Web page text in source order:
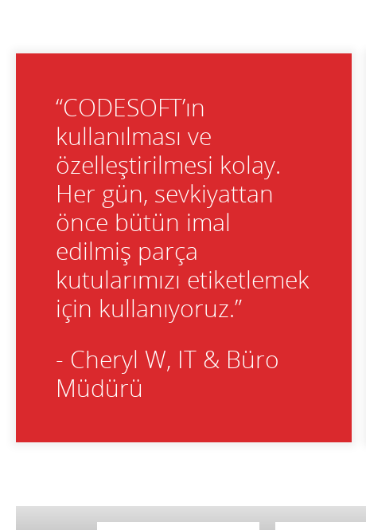
“CODESOFT’ın
kullanılması ve
özelleştirilmesi kolay.
Her gün, sevkiyattan
önce bütün imal
edilmiş parça
kutularımızı etiketlemek
için kullanıyoruz.”
- Cheryl W, IT & Büro
Müdürü